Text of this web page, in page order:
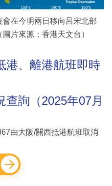
在今明兩日移向呂宋北部
片來源：香港天文台）
港、離港航班即時
詢（2025年07月
由大阪/關西抵港航班取消